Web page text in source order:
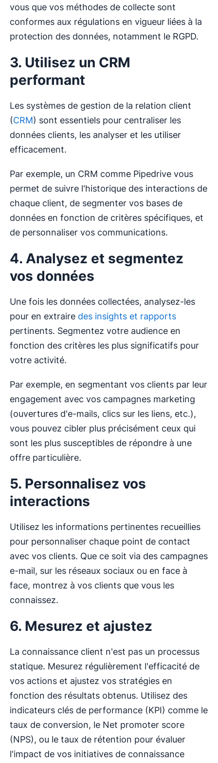
vous que vos méthodes de collecte sont
conformes aux régulations en vigueur liées à la
protection des données, notamment le RGPD.
3. Utilisez un CRM
performant
Les systèmes de gestion de la relation client
(CRM) sont essentiels pour centraliser les
données clients, les analyser et les utiliser
efficacement.
Par exemple, un CRM comme Pipedrive vous
permet de suivre l'historique des interactions de
chaque client, de segmenter vos bases de
données en fonction de critères spécifiques, et
de personnaliser vos communications.
4. Analysez et segmentez
vos données
Une fois les données collectées, analysez-les
pour en extraire des insights et rapports
pertinents. Segmentez votre audience en
fonction des critères les plus significatifs pour
votre activité.
Par exemple, en segmentant vos clients par leur
engagement avec vos campagnes marketing
(ouvertures d'e-mails, clics sur les liens, etc.),
vous pouvez cibler plus précisément ceux qui
sont les plus susceptibles de répondre à une
offre particulière.
5. Personnalisez vos
interactions
Utilisez les informations pertinentes recueillies
pour personnaliser chaque point de contact
avec vos clients. Que ce soit via des campagnes
e-mail, sur les réseaux sociaux ou en face à
face, montrez à vos clients que vous les
connaissez.
6. Mesurez et ajustez
La connaissance client n'est pas un processus
statique. Mesurez régulièrement l'efficacité de
vos actions et ajustez vos stratégies en
fonction des résultats obtenus. Utilisez des
indicateurs clés de performance (KPI) comme le
taux de conversion, le Net promoter score
(NPS), ou le taux de rétention pour évaluer
l'impact de vos initiatives de connaissance